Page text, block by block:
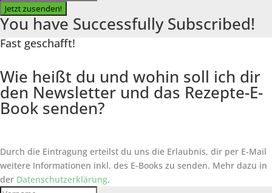
Jetzt zusenden!
You have Successfully Subscribed!
Fast geschafft!
Wie heißt du und wohin soll ich dir
den Newsletter und das Rezepte-E-
Book senden?
Durch die Eintragung erteilst du uns die Erlaubnis, dir per E-Mail
weitere Informationen inkl. des E-Books zu senden. Mehr dazu in
der Datenschutzerklärung.